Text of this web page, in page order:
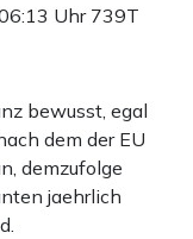
Uhr 739T
bewusst, egal
dem der EU
demzufolge
jaehrlich